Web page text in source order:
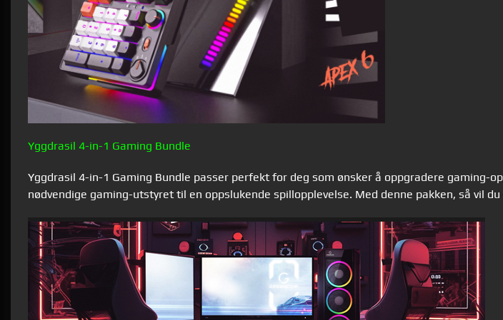
Yggdrasil 4-in-1 Gaming Bundle
Yggdrasil 4-in-1 Gaming Bundle passer perfekt for deg som ønsker å oppgradere
nødvendige gaming-utstyret til en oppslukende spillopplevelse. Med denne pakken, så vil